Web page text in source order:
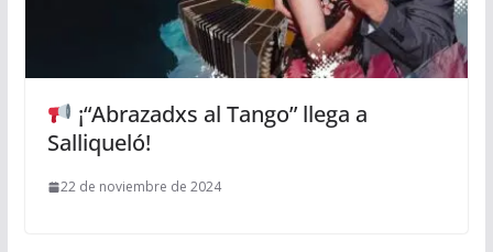
¡“Abrazadxs al Tango” llega a
Salliqueló!
22 de noviembre de 2024